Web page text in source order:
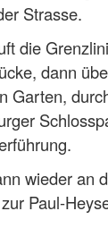
Strasse.
die
dann
Garten,
wieder an
Paul-